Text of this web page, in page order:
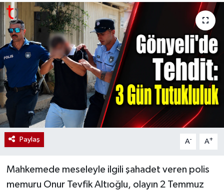
Paylaş A- A+
Mahkemede meseleyle ilgili şahadet veren polis
memuru Onur Tevfik Altıoğlu, olayın 2 Temmuz